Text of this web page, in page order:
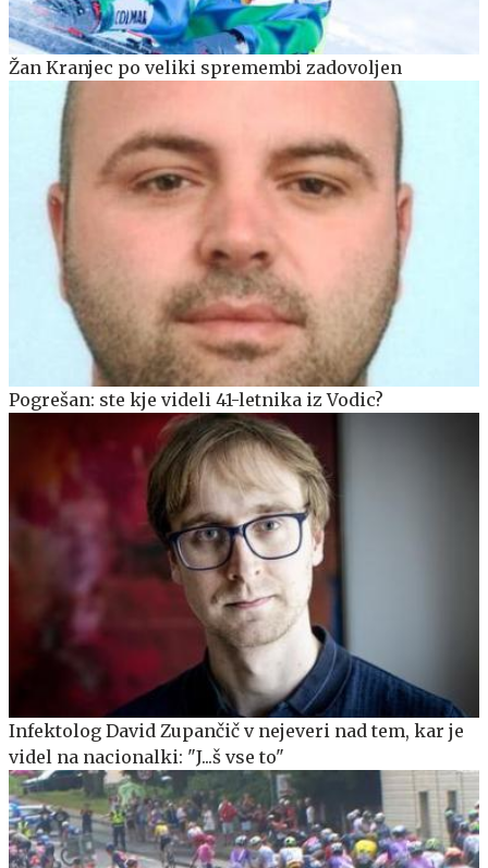
Žan Kranjec po veliki spremembi zadovoljen
Pogrešan: ste kje videli 41-letnika iz Vodic?
Infektolog David Zupančič v nejeveri nad tem, kar je
videl na nacionalki: "J...š vse to"